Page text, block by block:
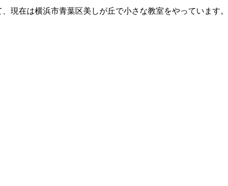
現在は横浜市青葉区美しが丘で小さな教室をやっています。